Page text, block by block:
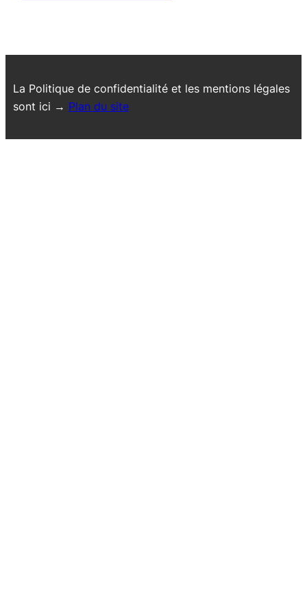
La Politique de confidentialité et les mentions légales
sont ici → Plan du site